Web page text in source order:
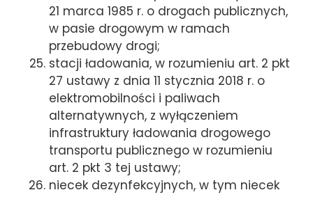
21 marca 1985 r. o drogach publicznych,
w pasie drogowym w ramach
przebudowy drogi;
stacji ładowania, w rozumieniu art. 2 pkt
27 ustawy z dnia 11 stycznia 2018 r. o
elektromobilności i paliwach
alternatywnych, z wyłączeniem
infrastruktury ładowania drogowego
transportu publicznego w rozumieniu
art. 2 pkt 3 tej ustawy;
niecek dezynfekcyjnych, w tym niecek